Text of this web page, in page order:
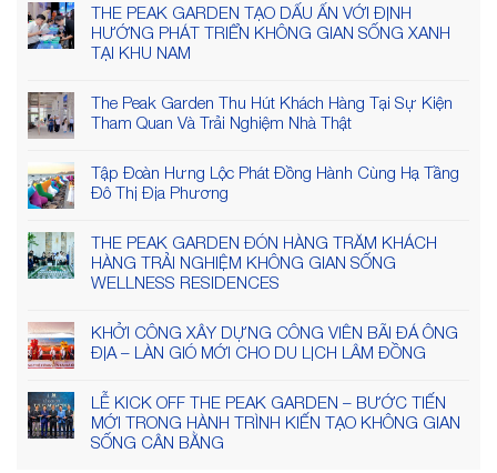
THE PEAK GARDEN TẠO DẤU ẤN VỚI ĐỊNH
HƯỚNG PHÁT TRIỂN KHÔNG GIAN SỐNG XANH
TẠI KHU NAM
The Peak Garden Thu Hút Khách Hàng Tại Sự Kiện
Tham Quan Và Trải Nghiệm Nhà Thật
Tập Đoàn Hưng Lộc Phát Đồng Hành Cùng Hạ Tầng
Đô Thị Địa Phương
THE PEAK GARDEN ĐÓN HÀNG TRĂM KHÁCH
HÀNG TRẢI NGHIỆM KHÔNG GIAN SỐNG
WELLNESS RESIDENCES
KHỞI CÔNG XÂY DỰNG CÔNG VIÊN BÃI ĐÁ ÔNG
ĐỊA – LÀN GIÓ MỚI CHO DU LỊCH LÂM ĐỒNG
LỄ KICK OFF THE PEAK GARDEN – BƯỚC TIẾN
MỚI TRONG HÀNH TRÌNH KIẾN TẠO KHÔNG GIAN
SỐNG CÂN BẰNG